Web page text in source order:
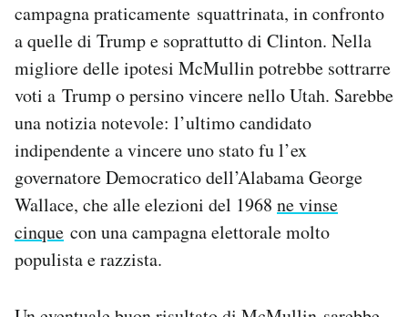
campagna praticamente squattrinata, in confronto
a quelle di Trump e soprattutto di Clinton. Nella
migliore delle ipotesi McMullin potrebbe sottrarre
voti a Trump o persino vincere nello Utah. Sarebbe
una notizia notevole: l’ultimo candidato
indipendente a vincere uno stato fu l’ex
governatore Democratico dell’Alabama George
Wallace, che alle elezioni del 1968 ne vinse
cinque con una campagna elettorale molto
populista e razzista.